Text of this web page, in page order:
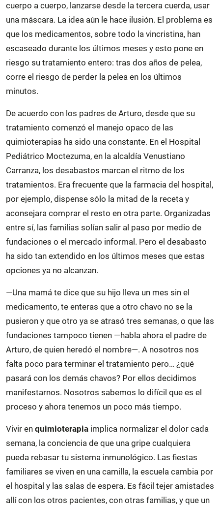
cuerpo a cuerpo, lanzarse desde la tercera cuerda, usar
una máscara. La idea aún le hace ilusión. El problema es
que los medicamentos, sobre todo la vincristina, han
escaseado durante los últimos meses y esto pone en
riesgo su tratamiento entero: tras dos años de pelea,
corre el riesgo de perder la pelea en los últimos
minutos.
De acuerdo con los padres de Arturo, desde que su
tratamiento comenzó el manejo opaco de las
quimioterapias ha sido una constante. En el Hospital
Pediátrico Moctezuma, en la alcaldía Venustiano
Carranza, los desabastos marcan el ritmo de los
tratamientos. Era frecuente que la farmacia del hospital,
por ejemplo, dispense sólo la mitad de la receta y
aconsejara comprar el resto en otra parte. Organizadas
entre sí, las familias solían salir al paso por medio de
fundaciones o el mercado informal. Pero el desabasto
ha sido tan extendido en los últimos meses que estas
opciones ya no alcanzan.
—Una mamá te dice que su hijo lleva un mes sin el
medicamento, te enteras que a otro chavo no se la
pusieron y que otro ya se atrasó tres semanas, o que las
fundaciones tampoco tienen —habla ahora el padre de
Arturo, de quien heredó el nombre—. A nosotros nos
falta poco para terminar el tratamiento pero… ¿qué
pasará con los demás chavos? Por ellos decidimos
manifestarnos. Nosotros sabemos lo difícil que es el
proceso y ahora tenemos un poco más tiempo.
Vivir en quimioterapia implica normalizar el dolor cada
semana, la conciencia de que una gripe cualquiera
pueda rebasar tu sistema inmunológico. Las fiestas
familiares se viven en una camilla, la escuela cambia por
el hospital y las salas de espera. Es fácil tejer amistades
allí con los otros pacientes, con otras familias, y que un